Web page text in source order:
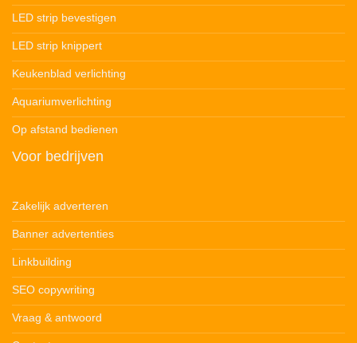
LED strip bevestigen
LED strip knippert
Keukenblad verlichting
Aquariumverlichting
Op afstand bedienen
Voor bedrijven
Zakelijk adverteren
Banner advertenties
Linkbuilding
SEO copywriting
Vraag & antwoord